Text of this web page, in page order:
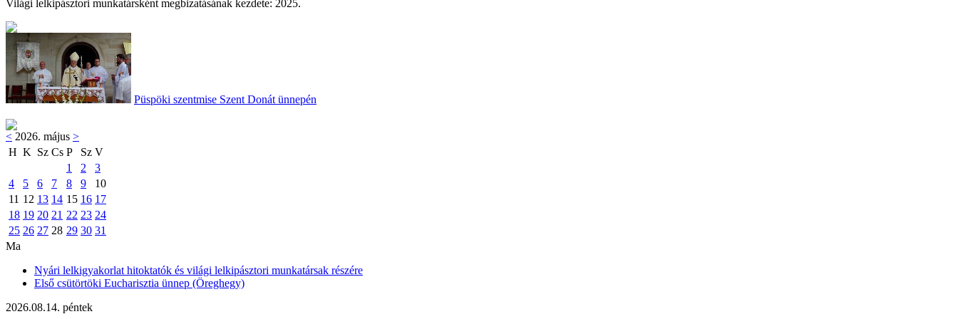
Világi lelkipásztori munkatársként megbizatásának kezdete: 2025.
Püspöki szentmise Szent Donát ünnepén
< 2026. május >
H K Sz Cs P Sz V
1
2
3
4
5 6 7 8 9
10
11 12 13 14 15 16 17
18 19 20 21 22 23 24
25 26 27 28 29 30 31
Ma
Nyári lelkigyakorlat hitoktatók és világi lelkipásztori munkatársak részére
Első csütörtöki Eucharisztia ünnep (Öreghegy)
2026.08.14. péntek